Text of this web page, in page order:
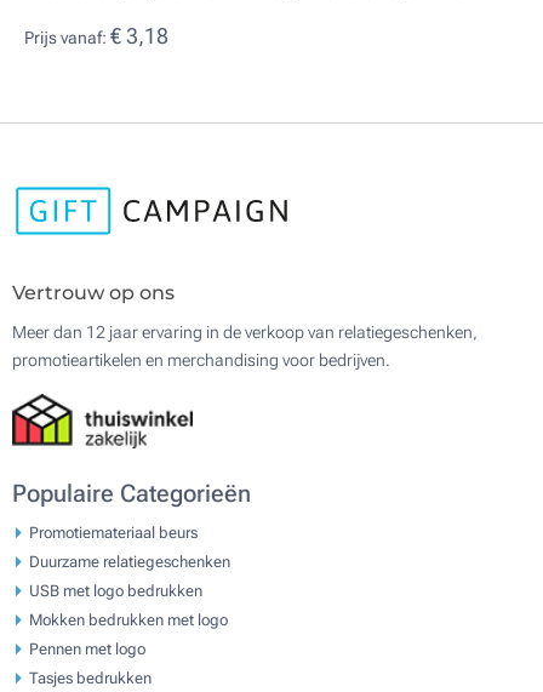
Prijs vanaf: € 3,18
Vertrouw op ons
Meer dan 12 jaar ervaring in de verkoop van relatiegeschenken,
promotieartikelen en merchandising voor bedrijven.
Populaire Categorieën
Promotiemateriaal beurs
Duurzame relatiegeschenken
USB met logo bedrukken
Mokken bedrukken met logo
Pennen met logo
Tasjes bedrukken